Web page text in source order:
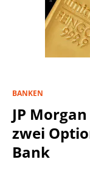
BANKEN
JP
zwei
Bank